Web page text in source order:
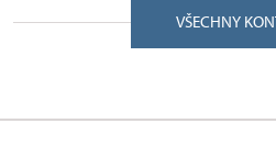
VŠECHNY